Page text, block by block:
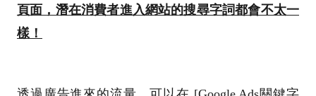
頁面，潛在消費者進入網站的搜尋字詞都會不太一
樣！